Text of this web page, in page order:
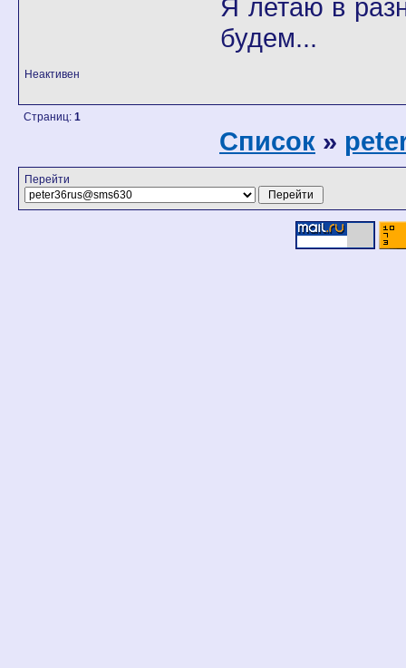
Я летаю в
будем...
Неактивен
Страниц: 1
Список »
Перейти